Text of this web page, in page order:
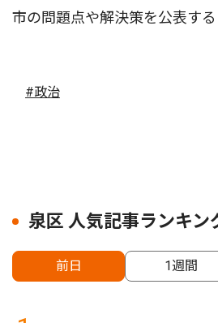
市の問題点や解決策を公表する
#政治
泉区 人気記事ランキン
前日 1週間